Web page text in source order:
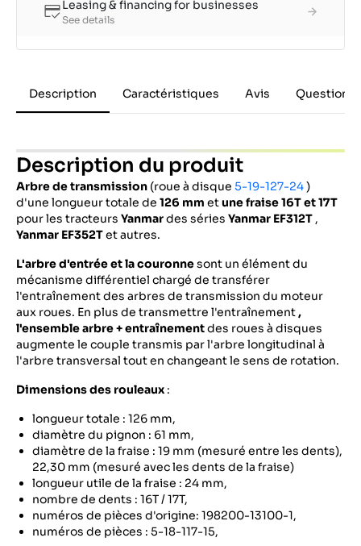
Leasing & financing for businesses
See details
Description Caractéristiques Avis Questions
Description du produit
Arbre de transmission (roue à disque 5-19-127-24)
d'une longueur totale de 126 mm etune fraise 16T et 17T
pour les tracteurs Yanmardes séries Yanmar EF312T ,
Yanmar EF352Tet autres.
L'arbre d'entrée etla couronnesont un élément du
mécanisme différentiel chargé de transférer
l'entraînement des arbres de transmission du moteur
aux roues. En plus de transmettre l'entraînement,
l'ensemble arbre +entraînementdes roues à disques
augmente le couple transmis par l'arbre longitudinal à
l'arbre transversal tout en changeant le sens de rotation.
Dimensions des rouleaux :
longueur totale : 126 mm,
diamètre du pignon : 61 mm,
diamètre de la fraise : 19 mm (mesuré entre les dents),
22,30 mm (mesuré avec les dents de la fraise)
longueur utile de la fraise : 24 mm,
nombre de dents : 16T / 17T,
numéros de pièces d'origine: 198200-13100-1,
numéros de pièces : 5-18-117-15,